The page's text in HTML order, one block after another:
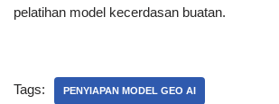
pelatihan model kecerdasan buatan.
Tags: PENYIAPAN MODEL GEO AI